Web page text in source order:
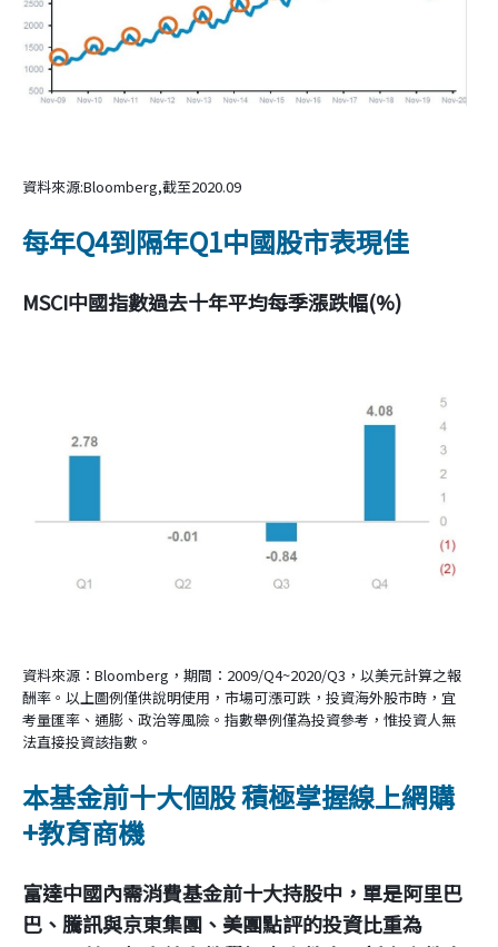
資料來源:Bloomberg,截至2020.09
每年Q4到隔年Q1中國股市表現佳
MSCI中國指數過去十年平均每季漲跌幅(%)
資料來源：Bloomberg，期間：2009/Q4~2020/Q3，以美元計算之報
酬率。以上圖例僅供說明使用，市場可漲可跌，投資海外股市時，宜
考量匯率、通膨、政治等風險。指數舉例僅為投資參考，惟投資人無
法直接投資該指數。
本基金前十大個股 積極掌握線上網購
+教育商機
富達中國內需消費基金前十大持股中，單是阿里巴
巴、騰訊與京東集團、美團點評的投資比重為